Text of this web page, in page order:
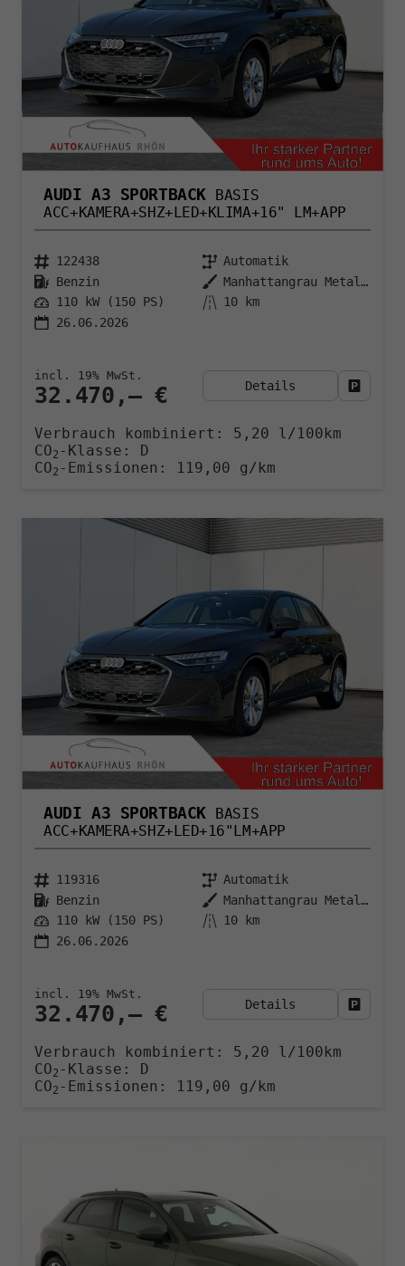
AUDI A3 SPORTBACK
BASIS
ACC+KAMERA+SHZ+LED+KLIMA+16" LM+APP
122438
Automatik
Benzin
Manhattangrau Metallic
110 kW (150 PS)
10 km
26.06.2026
32.470,– €
incl. 19% MwSt.
Details
Verbrauch kombiniert: 5,20 l/100km
CO2 -Klasse:
D
CO2 -Emissionen: 119,00 g/km
AUDI A3 SPORTBACK
BASIS
ACC+KAMERA+SHZ+LED+16"LM+APP
119316
Automatik
Benzin
Manhattangrau Metallic
110 kW (150 PS)
10 km
26.06.2026
32.470,– €
incl. 19% MwSt.
Details
Verbrauch kombiniert: 5,20 l/100km
CO2 -Klasse:
D
CO2 -Emissionen: 119,00 g/km